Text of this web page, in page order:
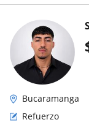
Bucaramanga
Refuerzo